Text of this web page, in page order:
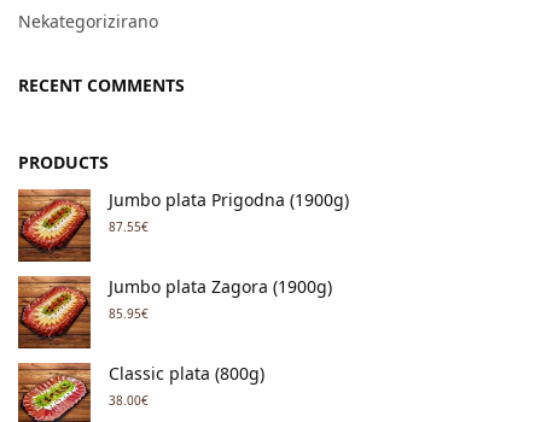
Nekategorizirano
RECENT COMMENTS
PRODUCTS
Jumbo plata Prigodna (1900g)
87.55€
Jumbo plata Zagora (1900g)
85.95€
Classic plata (800g)
38.00€